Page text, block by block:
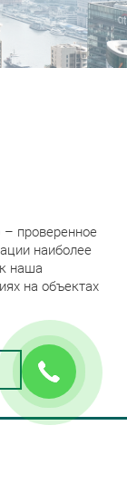
проверенное
наиболее
наша
на объектах